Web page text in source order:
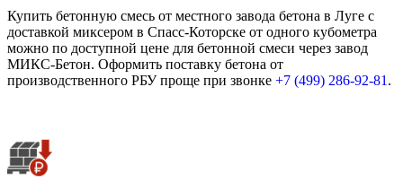
Купить бетонную смесь от местного завода бетона в Луге с
доставкой миксером в Спасс-Которске от одного кубометра
можно по доступной цене для бетонной смеси через завод
МИКС-Бетон. Оформить поставку бетона от
производственного РБУ проще при звонке +7 (499) 286-92-81 .